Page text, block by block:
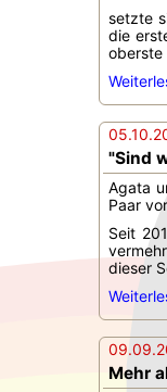
setzte
die
oberste
"Sind
Agata
Paar
Seit
dieser
Mehr